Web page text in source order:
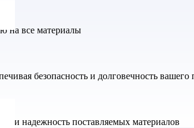
на все материалы
безопасность и долговечность вашего
и надежность поставляемых материалов